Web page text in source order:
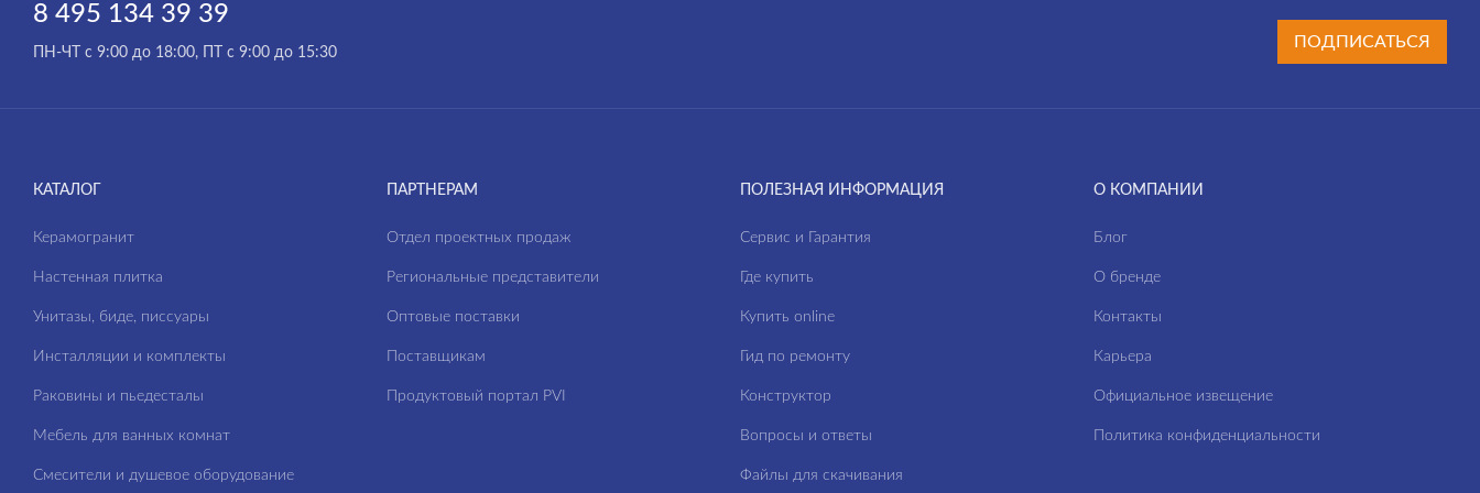
CITY
CLASSIC
8 495 134 39 39
ПН-ЧТ с 9:00 до 18:00, ПТ с 9:00 до 15:30
КАТАЛОГ
Керамогранит
Настенная плитка
Унитазы, биде, писсуары
Инсталляции и комплекты
Раковины и пьедесталы
Мебель для ванных комнат
Смесители и душевое оборудование
ПАРТНЕРАМ
Отдел проектных продаж
Региональные представители
Оптовые поставки
Поставщикам
Продуктовый портал PVI
ПОЛЕЗНАЯ ИНФОРМАЦИЯ
Сервис и Гарантия
Где купить
Купить online
Гид по ремонту
Конструктор
Вопросы и ответы
Файлы для скачивания
О КОМПАНИИ
Блог
О бренде
Контакты
Карьера
Официальное извещение
Политика конфиденциальности
ПОДПИСАТЬСЯ